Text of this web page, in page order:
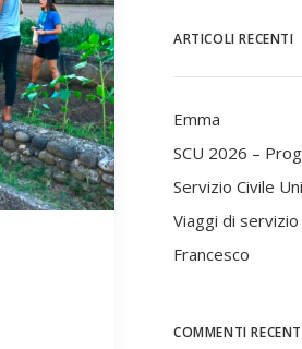
ARTICOLI RECENTI
Emma
SCU 2026 –
Servizio Civile
Viaggi di
Francesco
COMMENTI